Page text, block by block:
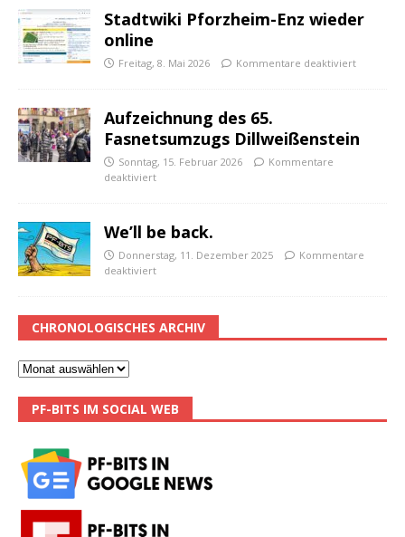
Stadtwiki Pforzheim-Enz wieder
online
Freitag, 8. Mai 2026 Kommentare deaktiviert
Aufzeichnung des 65.
Fasnetsumzugs Dillweißenstein
Sonntag, 15. Februar 2026
Kommentare
deaktiviert
We’ll be back.
Donnerstag, 11. Dezember 2025
Kommentare
deaktiviert
CHRONOLOGISCHES ARCHIV
PF-BITS IM SOCIAL WEB